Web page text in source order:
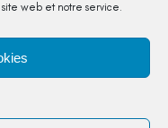
site web et notre service.